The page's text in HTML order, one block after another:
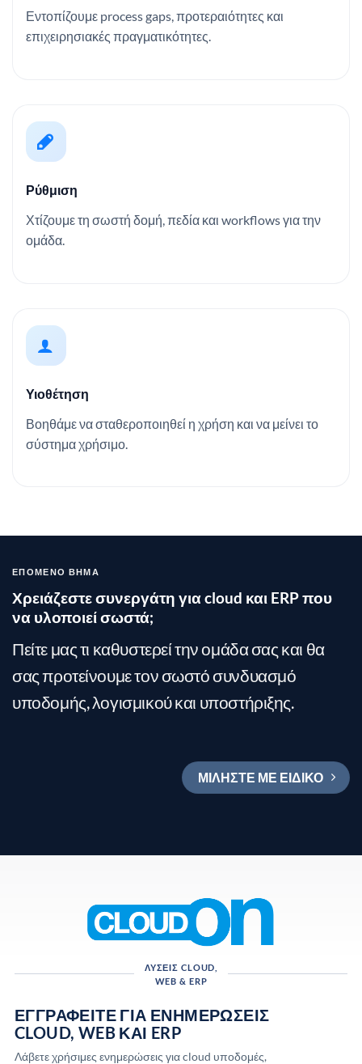
Εντοπίζουμε process gaps, προτεραιότητες και
επιχειρησιακές πραγματικότητες.
Ρύθμιση
Χτίζουμε τη σωστή δομή, πεδία και workflows για την
ομάδα.
Υιοθέτηση
Βοηθάμε να σταθεροποιηθεί η χρήση και να μείνει το
σύστημα χρήσιμο.
ΕΠΌΜΕΝΟ ΒΉΜΑ
Χρειάζεστε συνεργάτη για cloud και ERP που
να υλοποιεί σωστά;
Πείτε μας τι καθυστερεί την ομάδα σας και θα
σας προτείνουμε τον σωστό συνδυασμό
υποδομής, λογισμικού και υποστήριξης.
ΜΙΛΉΣΤΕ ΜΕ ΕΙΔΙΚΌ
ΛΎΣΕΙΣ CLOUD,
WEB & ERP
ΕΓΓΡΑΦΕΊΤΕ ΓΙΑ ΕΝΗΜΕΡΏΣΕΙΣ
CLOUD, WEB ΚΑΙ ERP
Λάβετε χρήσιμες ενημερώσεις για cloud υποδομές,